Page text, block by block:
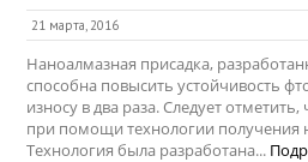
21 марта, 2016
Наноалмазная присадка,
способна повысить устойчивость
износу в два раза. Следует
при помощи технологии получения
Технология была разработана...